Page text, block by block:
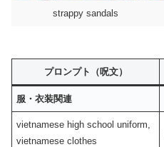
strappy sandals
プロンプト（呪文）
服・衣装関連
vietnamese high school uniform,
vietnamese clothes